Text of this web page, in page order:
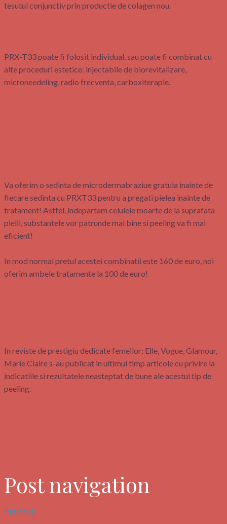
tesutul conjunctiv prin productie de colagen nou.
PRX-T33 poate fi folosit individual, sau poate fi combinat cu
alte proceduri estetice: injectabile de biorevitalizare,
microneedeling, radio frecventa, carboxiterapie.
Va oferim o sedinta de microdermabraziue gratuia inainte de
fiecare sedinta cu PRXT33 pentru a pregati pielea inainte de
tratament! Astfel, indepartam celulele moarte de la suprafata
pielii, substantele vor patrunde mai bine si peeling va fi mai
eficient!
In mod normal pretul acestei combinatii este 160 de euro, noi
oferim ambele tratamente la 100 de euro!
In reviste de prestigiu dedicate femeilor: Elle, Vogue, Glamour,
Marie Claire s-au publicat in ultimul timp articole cu privire la
indicatiile si rezultatele neasteptat de bune ale acestui tip de
peeling.
Post navigation
Previous